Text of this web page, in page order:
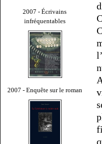
2007 - Écrivains
infréquentables
2007 - Enquête sur le roman